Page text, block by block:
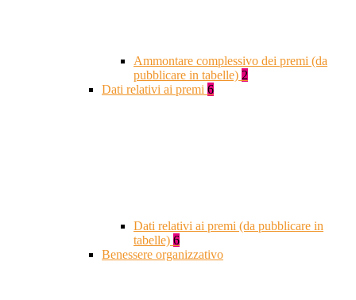
Ammontare complessivo dei premi (da
pubblicare in tabelle) 2
Dati relativi ai premi 6
Dati relativi ai premi (da pubblicare in
tabelle) 6
Benessere organizzativo